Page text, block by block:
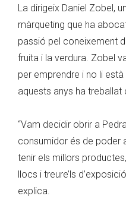
La dirigeix Daniel Zobel,
màrqueting que ha
passió pel coneixement
fruita i la verdura. Zobel
per emprendre i no li
aquests anys ha treballat
“Vam decidir obrir a
consumidor és de poder
tenir els millors
llocs i treure’ls
explica.